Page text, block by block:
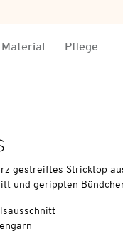
Material Pflege
gestreiftes Stricktop
und gerippten